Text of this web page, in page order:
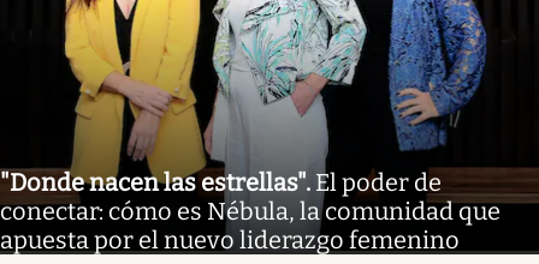
"Donde nacen las estrellas". El poder de
conectar: cómo es Nébula, la comunidad que
apuesta por el nuevo liderazgo femenino